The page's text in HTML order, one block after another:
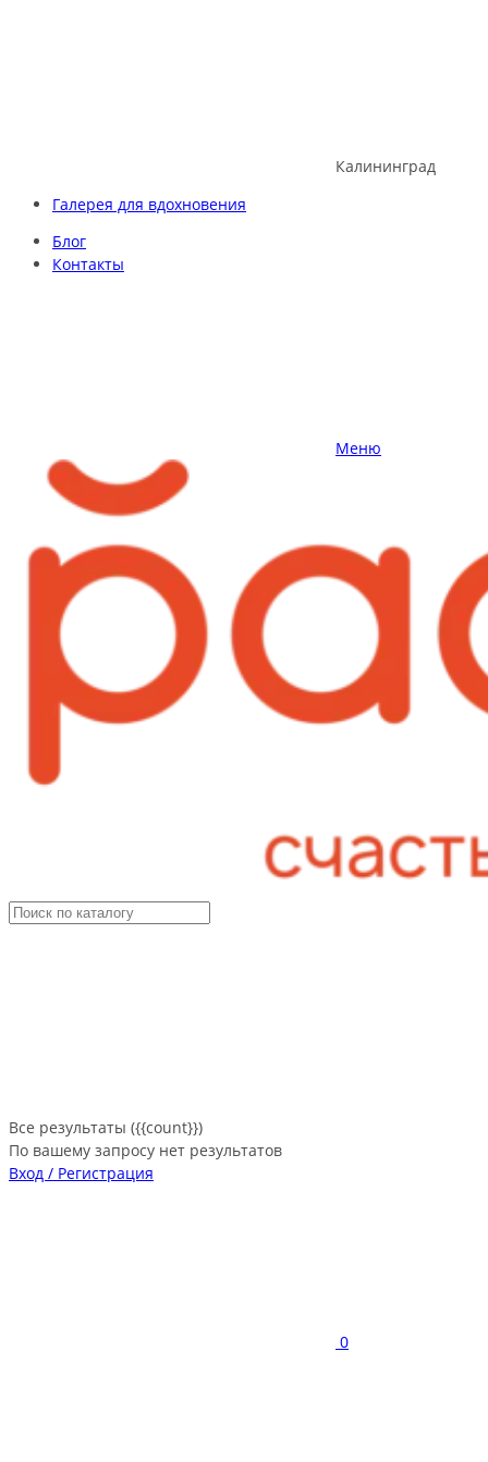
Калининград
Галерея для вдохновения
Блог
Контакты
Меню
Все результаты ({{count}})
По вашему запросу нет результатов
Вход / Регистрация
0